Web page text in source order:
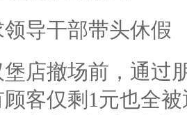
导干部带头休假
店撤场前，通过
客仅剩1元也全